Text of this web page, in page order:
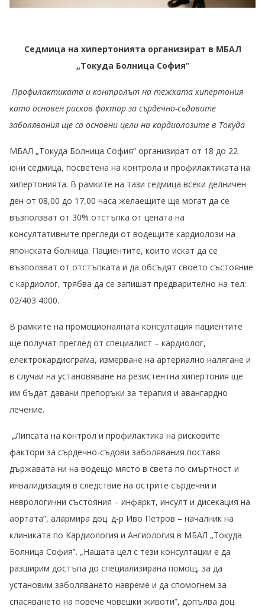
Седмица на хипертонията организират в МБАЛ
„Токуда Болница София”
Профилактиката и контролът на тежката хипертония
като основен рисков фактор за сърдечно-съдовите
заболявания ще са основни цели на кардиолозите в Токуда
МБАЛ „Токуда Болница София” организират от 18 до 22
юни седмица, посветена на контрола и профилактиката на
хипертонията. В рамките на тази седмица всеки делничен
ден от 08,00 до 17,00 часа желаещите ще могат да се
възползват от 30% отстъпка от цената на
консултативните прегледи от водещите кардиолози на
японската болница. Пациентите, които искат да се
възползват от отстъпката и да обсъдят своето състояние
с кардиолог, трябва да се запишат предварително на тел:
02/403 4000.
В рамките на промоционалната консултация пациентите
ще получат преглед от специалист – кардиолог,
електрокардиограма, измерване на артериално налягане и
в случаи на установяване на резистентна хипертония ще
им бъдат давани препоръки за терапия и авангардно
лечение.
„Липсата на контрол и профилактика на рисковите
фактори за сърдечно-съдови заболявания поставя
държавата ни на водещо място в света по смъртност и
инвалидизация в следствие на острите сърдечни и
неврологични състояния – инфаркт, инсулт и дисекация на
аортата”, алармира доц. д-р Иво Петров – началник на
клиниката по Кардиология и Ангиология в МБАЛ „Токуда
Болница София”. „Нашата цел с тези консултации е да
разширим достъпа до специализирана помощ, за да
установим заболяването навреме и да спомогнем за
спасяването на повече човешки животи”, допълва доц.